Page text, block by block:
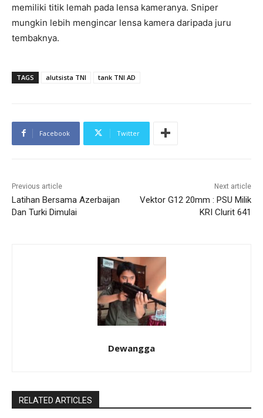
memiliki titik lemah pada lensa kameranya. Sniper
mungkin lebih mengincar lensa kamera daripada juru
tembaknya.
TAGS alutsista TNI tank TNI AD
Facebook Twitter
Previous article
Latihan Bersama Azerbaijan
Dan Turki Dimulai
Next article
Vektor G12 20mm : PSU Milik
KRI Clurit 641
Dewangga
RELATED ARTICLES